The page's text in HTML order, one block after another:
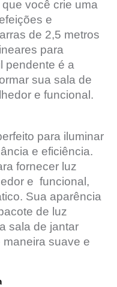
você crie uma
e
de 2,5 metros
para
pendente é a
sua sala de
e funcional.
para iluminar
e eficiência.
fornecer luz
e funcional,
Sua aparência
de luz
sala de jantar
suave e